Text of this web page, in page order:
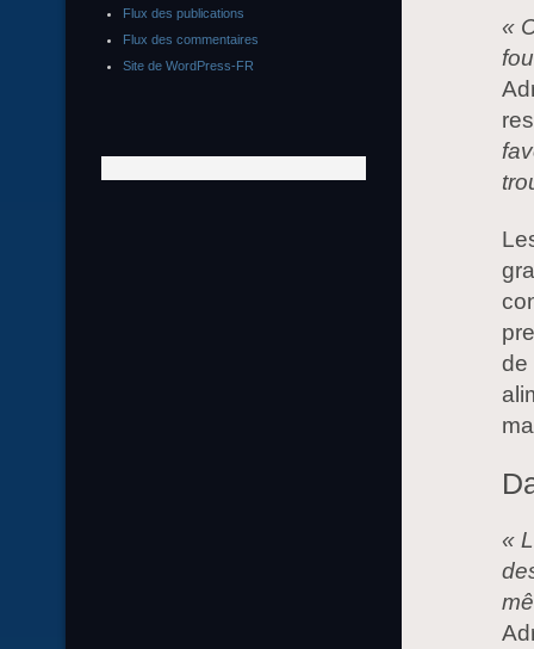
«
de
«
Flux des publications
Flux des commentaires
Site de WordPress-FR